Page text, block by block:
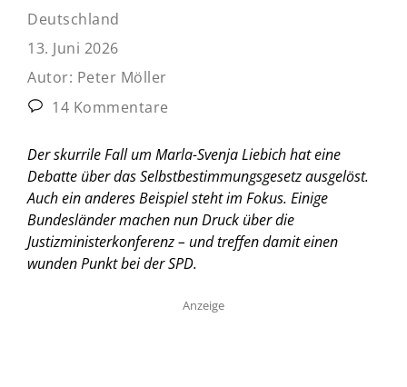
Deutschland
13. Juni 2026
Autor: Peter Möller
14 Kommentare
Der skurrile Fall um Marla-Svenja Liebich hat eine
Debatte über das Selbstbestimmungsgesetz ausgelöst.
Auch ein anderes Beispiel steht im Fokus. Einige
Bundesländer machen nun Druck über die
Justizministerkonferenz – und treffen damit einen
wunden Punkt bei der SPD.
Anzeige